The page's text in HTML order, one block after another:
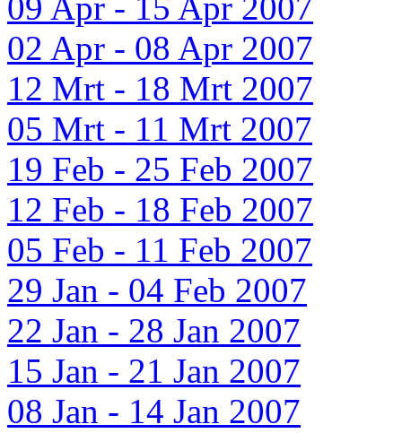
02 Apr - 08 Apr 2007
12 Mrt - 18 Mrt 2007
05 Mrt - 11 Mrt 2007
19 Feb - 25 Feb 2007
12 Feb - 18 Feb 2007
05 Feb - 11 Feb 2007
29 Jan - 04 Feb 2007
22 Jan - 28 Jan 2007
15 Jan - 21 Jan 2007
08 Jan - 14 Jan 2007